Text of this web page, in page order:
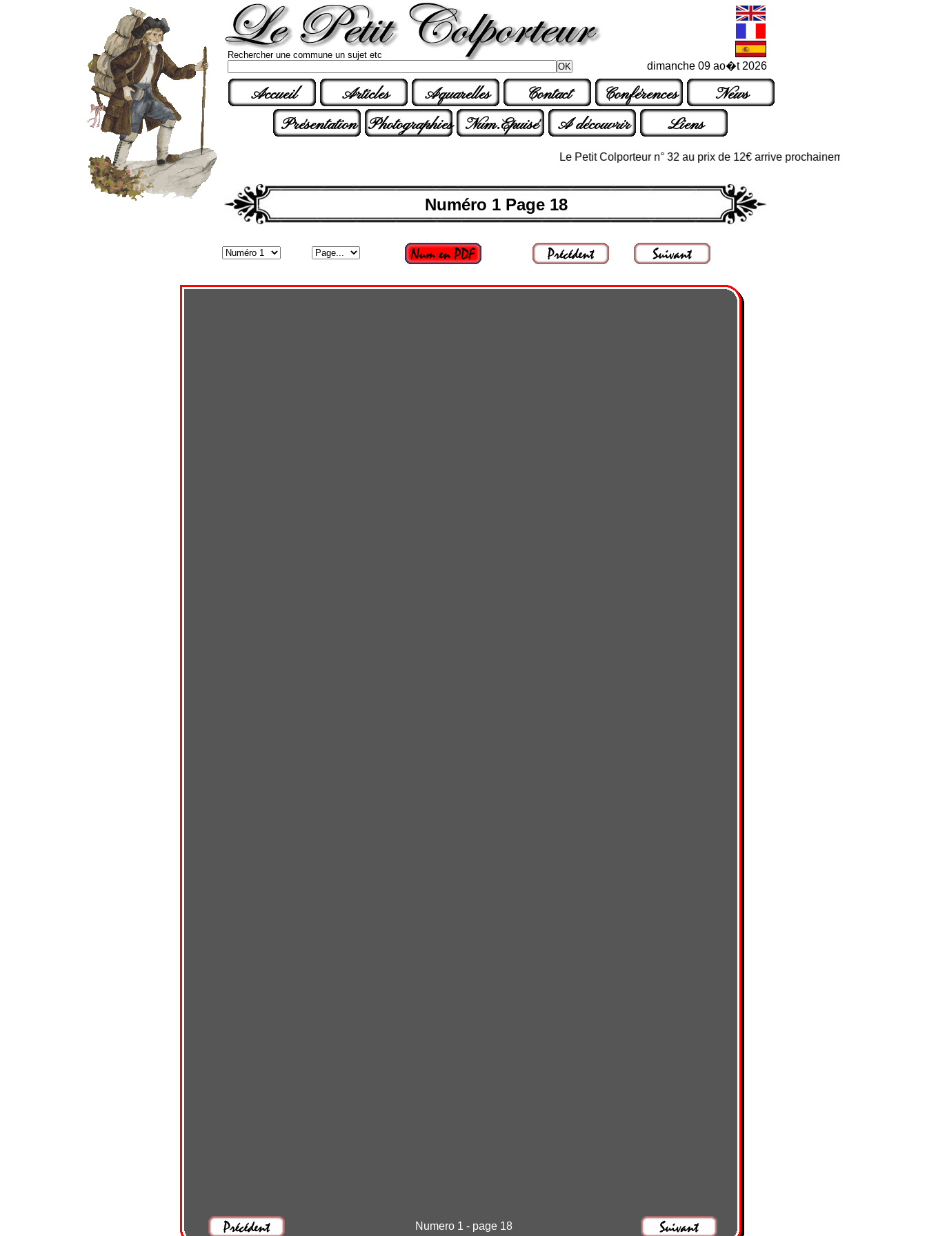
dimanche 09 ao�t 2026
Rechercher une commune un sujet etc
Accueil Articles Aquarelles Contact Conférences
News
Présentation Photographies Num.Epuisé A découvrir Liens
Le Petit Colporteur n° 32 au prix de 12€ arrive prochainement dans les points
Numéro 1 Page 18
Numero 1 - page 18